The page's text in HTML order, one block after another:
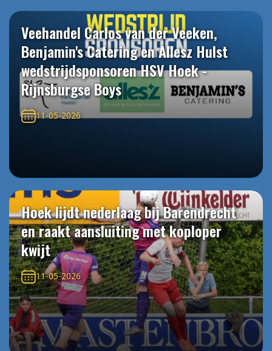
Veehandel Carlos van der Veeken,
Benjamin's Catering en Allesz Hulst
wedstrijdsponsoren HSV Hoek -
Rijnsburgse Boys
11-05-2026
Hoek lijdt nederlaag bij Barendrecht
en raakt aansluiting met koploper
kwijt
11-05-2026